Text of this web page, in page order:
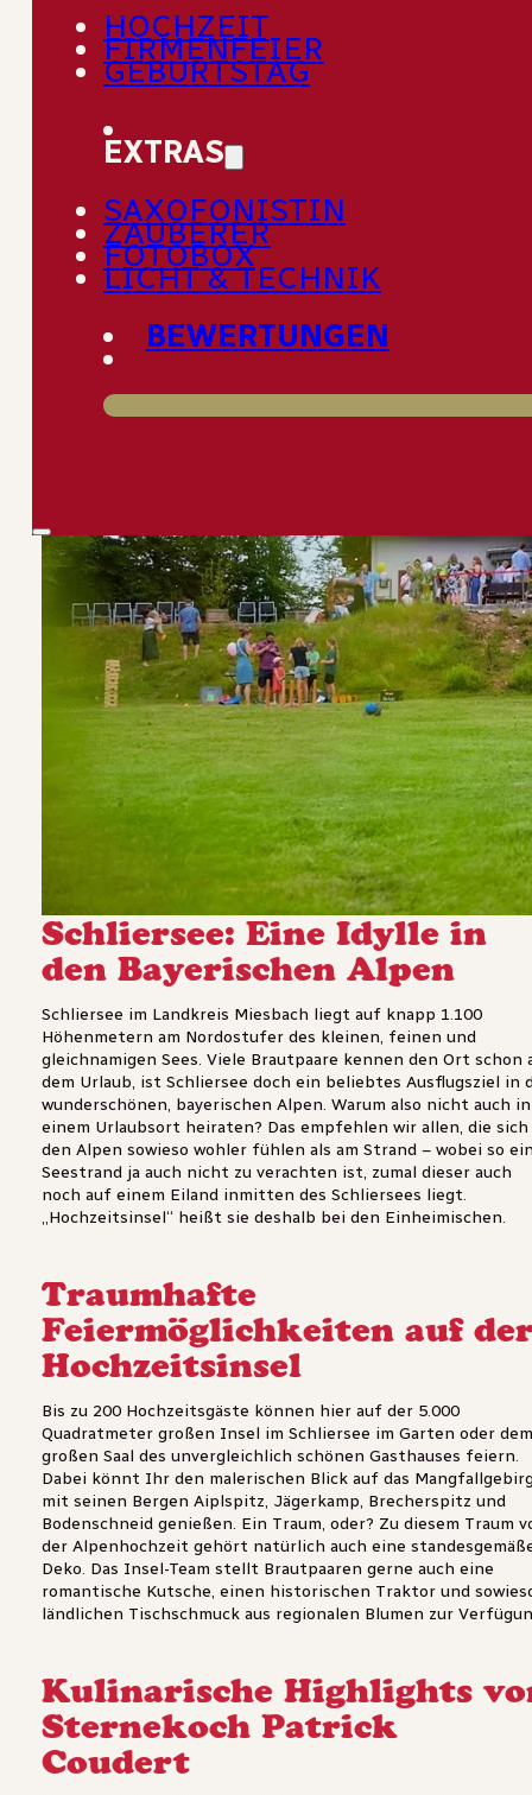
HOCHZEIT
FIRMENFEIER
GEBURTSTAG
EXTRAS
SAXOFONISTIN
ZAUBERER
FOTOBOX
LICHT & TECHNIK
BEWERTUNGEN
idyllischen Umgebung der bayerischen Alpen feiern, träumen
von einer Hochzeitslocation, die Naturverbundenheit und
Exklusivität vereint. Beides bietet Ihnen die Hochzeitsinsel
Schliersee: Eine Idylle in
den Bayerischen Alpen
Schliersee im Landkreis Miesbach liegt auf knapp 1.100
Höhenmetern am Nordostufer des kleinen, feinen und
gleichnamigen Sees. Viele Brautpaare kennen den Ort schon
dem Urlaub, ist Schliersee doch ein beliebtes Ausflugsziel in
wunderschönen, bayerischen Alpen. Warum also nicht auch in
einem Urlaubsort heiraten? Das empfehlen wir allen, die
den Alpen sowieso wohler fühlen als am Strand – wobei so
Seestrand ja auch nicht zu verachten ist, zumal dieser auch
noch auf einem Eiland inmitten des Schliersees liegt.
„Hochzeitsinsel“ heißt sie deshalb bei den Einheimischen.
Traumhafte
Feiermöglichkeiten auf
Hochzeitsinsel
Bis zu 200 Hochzeitsgäste können hier auf der 5.000
Quadratmeter großen Insel im Schliersee im Garten oder dem
großen Saal des unvergleichlich schönen Gasthauses feiern.
Dabei könnt Ihr den malerischen Blick auf das
mit seinen Bergen Aiplspitz, Jägerkamp, Brecherspitz und
Bodenschneid genießen. Ein Traum, oder? Zu diesem Traum
der Alpenhochzeit gehört natürlich auch eine
Deko. Das Insel-Team stellt Brautpaaren gerne auch eine
romantische Kutsche, einen historischen Traktor und
ländlichen Tischschmuck aus regionalen Blumen zur
Kulinarische Highlights
Sternekoch Patrick
Coudert